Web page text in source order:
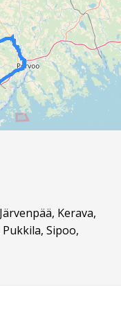
Kerava,
Sipoo,